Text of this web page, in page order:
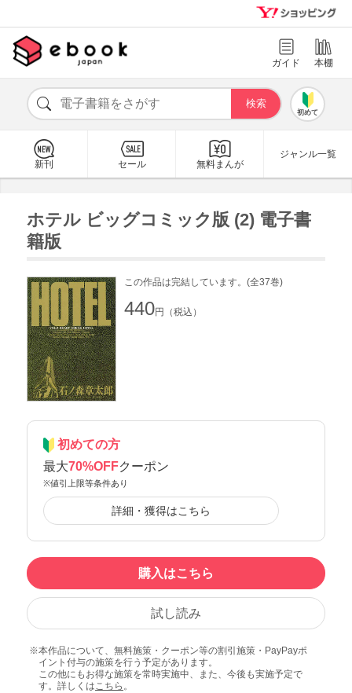
ガイド 本棚
初めて
新刊 セール 無料まんが
ジャンル一覧
ホテル ビッグコミック版 (2) 電子書
籍版
この作品は完結しています。(全37巻)
440円（税込）
初めての方
最大70%OFFクーポン
※値引上限等条件あり
詳細・獲得はこちら
購入はこちら
試し読み
本作品について、無料施策・クーポン等の割引施策・PayPayポ
イント付与の施策を行う予定があります。
この他にもお得な施策を常時実施中、また、今後も実施予定で
す。詳しくはこちら 。